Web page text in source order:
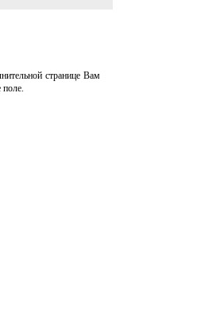
странице Вам
поле.